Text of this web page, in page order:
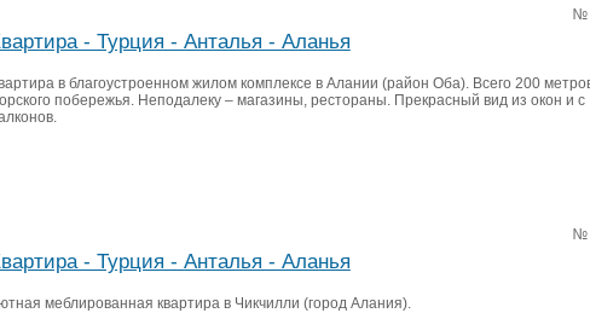
№
- Турция - Анталья - Аланья
в благоустроенном жилом комплексе в Алании (район Оба). Всего 200
побережья. Неподалеку – магазины, рестораны. Прекрасный вид из окон и с
№
- Турция - Анталья - Аланья
меблированная квартира в Чикчилли (город Алания).